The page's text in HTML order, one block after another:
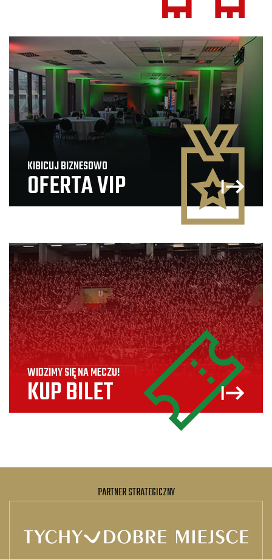
KIBICUJ BIZNESOWO
OFERTA VIP
WIDZIMY SIĘ NA MECZU!
KUP BILET
PARTNER STRATEGICZNY